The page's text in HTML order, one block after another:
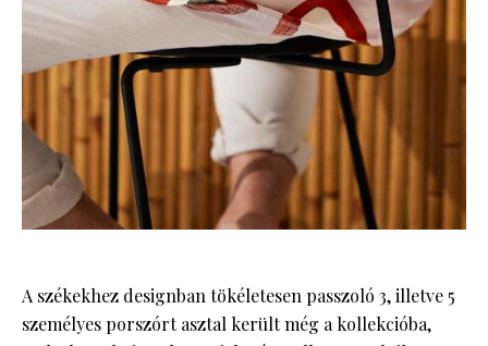
A székekhez designban tökéletesen passzoló 3, illetve 5
személyes porszórt asztal került még a kollekcióba,